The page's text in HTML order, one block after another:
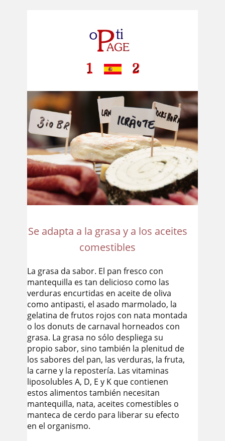
Se adapta a la grasa y a los aceites
comestibles
La grasa da sabor. El pan fresco con
mantequilla es tan delicioso como las
verduras encurtidas en aceite de oliva
como antipasti, el asado marmolado, la
gelatina de frutos rojos con nata montada
o los donuts de carnaval horneados con
grasa. La grasa no sólo despliega su
propio sabor, sino también la plenitud de
los sabores del pan, las verduras, la fruta,
la carne y la repostería. Las vitaminas
liposolubles A, D, E y K que contienen
estos alimentos también necesitan
mantequilla, nata, aceites comestibles o
manteca de cerdo para liberar su efecto
en el organismo.